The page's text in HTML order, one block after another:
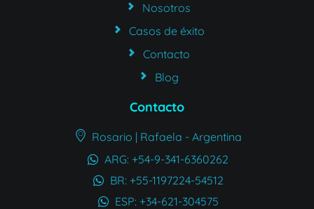
Nosotros
Casos de éxito
Contacto
Blog
Contacto
Rosario | Rafaela - Argentina
ARG: +54-9-341-6360262
BR: +55-1197224-54512
ESP: +34-621-304575